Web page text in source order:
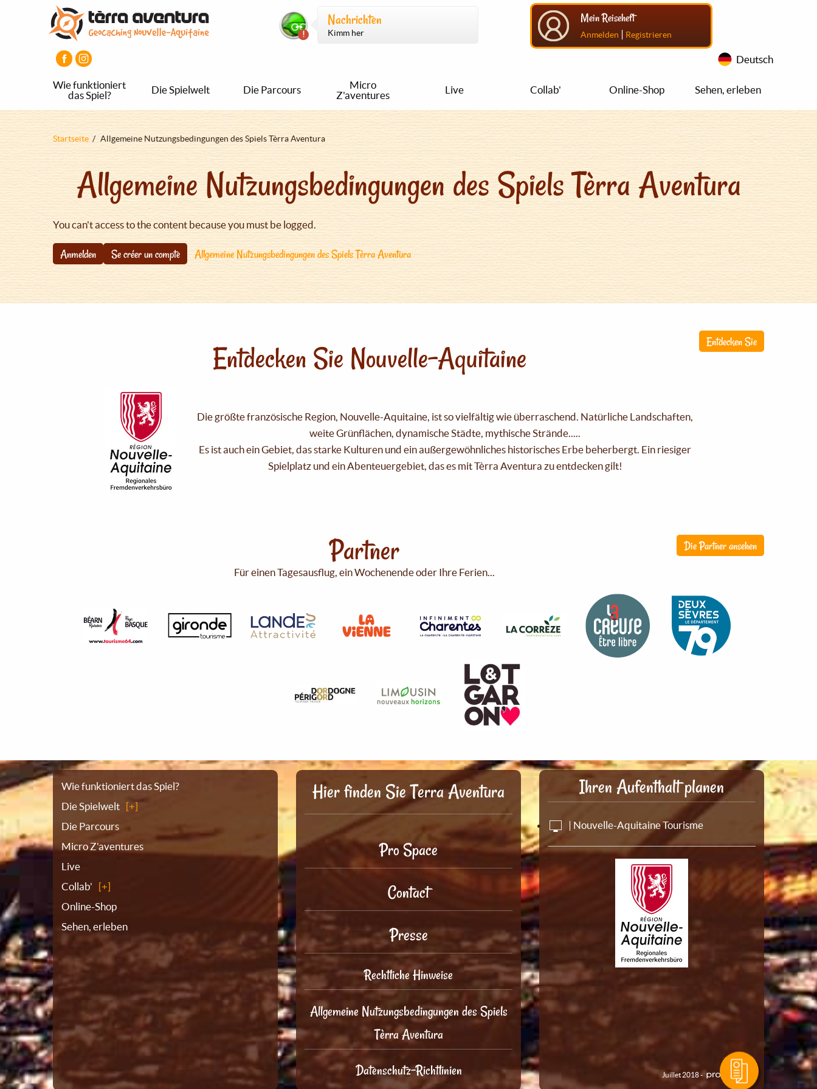
Nachrichten
Kimm her
Mein Reiseheft
Anmelden | Registrieren
Deutsch
Wie funktioniert
das Spiel?
Die Spielwelt Die Parcours
Micro
Z'aventures
Live Collab' Online-Shop Sehen, erleben
Pfadnavigation
Startseite Allgemeine Nutzungsbedingungen des Spiels Tèrra Aventura
Allgemeine Nutzungsbedingungen des Spiels Tèrra Aventura
You can't access to the content because you must be logged.
Anmelden Se créer un compte Allgemeine Nutzungsbedingungen des Spiels Tèrra Aventura
Entdecken Sie
Entdecken Sie Nouvelle-Aquitaine
Die größte französische Region, Nouvelle-Aquitaine, ist so vielfältig wie überraschend. Natürliche Landschaften,
weite Grünflächen, dynamische Städte, mythische Strände.....
Es ist auch ein Gebiet, das starke Kulturen und ein außergewöhnliches historisches Erbe beherbergt. Ein riesiger
Spielplatz und ein Abenteuergebiet, das es mit Tèrra Aventura zu entdecken gilt!
Die Partner ansehen
Partner
Für einen Tagesausflug, ein Wochenende oder Ihre Ferien...
Sitemap
Wie funktioniert das Spiel?
Die Spielwelt
Die Parcours
Micro Z'aventures
Live
Collab'
Online-Shop
Sehen, erleben
Hier finden Sie Terra Aventura
Pro Space
Contact
Presse
Rechtliche Hinweise
Allgemeine Nutzungsbedingungen des Spiels
Tèrra Aventura
Datenschutz-Richtlinien
Ihren Aufenthalt planen
| Nouvelle-Aquitaine Tourisme
Juillet 2018 -